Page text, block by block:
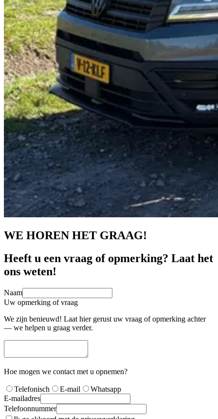
WE HOREN HET GRAAG!
Heeft u een vraag of opmerking? Laat het
ons weten!
Naam
Uw opmerking of vraag
We zijn benieuwd! Laat hier gerust uw vraag of opmerking achter
— we helpen u graag verder.
Hoe mogen we contact met u opnemen?
Telefonisch E-mail
Whatsapp
E-mailadres
Telefoonnummer